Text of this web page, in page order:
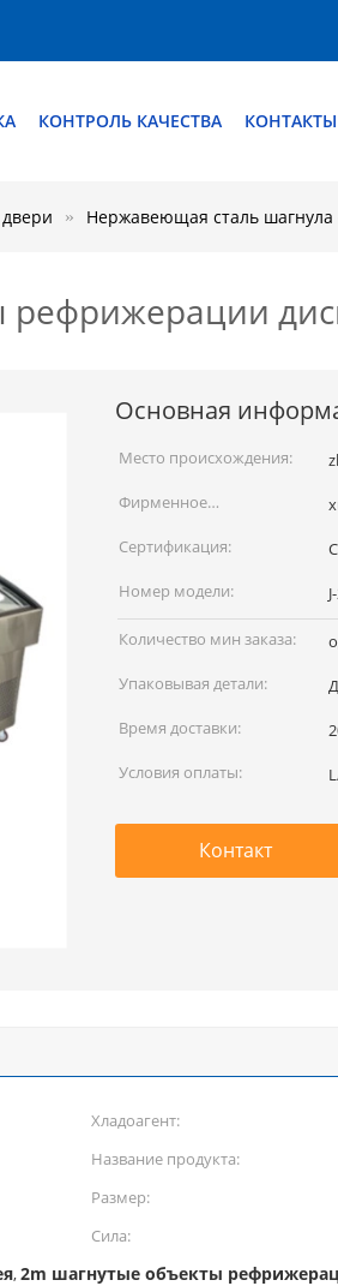
КОНТРОЛЬ КАЧЕСТВА КОНТАКТЫ
Нержавеющая сталь
Основная
Место происхождения:
Фирменное
наименование:
Сертификация:
Номер модели:
Количество мин заказа:
Упаковывая детали:
Время доставки:
Условия оплаты:
Контакт
Хладоагент:
Название продукта:
Размер:
Сила:
,2m шагнутые объекты